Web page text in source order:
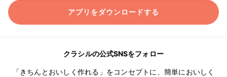
アプリをダウンロードする
クラシルの公式SNSをフォロー
「きちんとおいしく作れる」をコンセプトに、簡単においしく